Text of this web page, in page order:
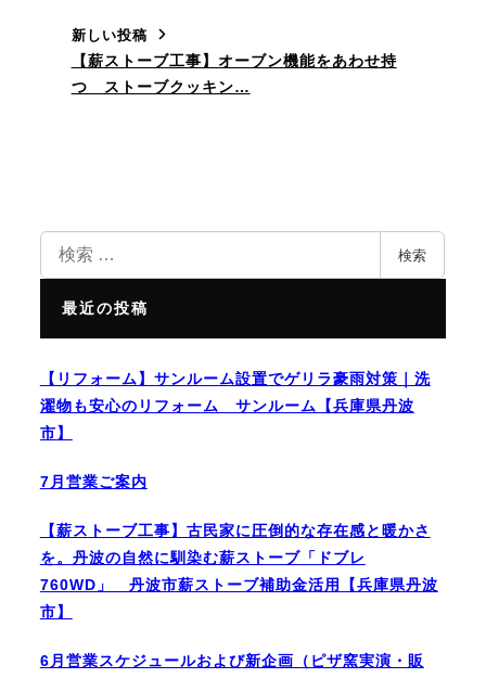
新しい投稿
【薪ストーブ工事】オーブン機能をあわせ持
つ ストーブクッキン…
索
検索
最近の投稿
【リフォーム】サンルーム設置でゲリラ豪雨対策｜洗
濯物も安心のリフォーム サンルーム【兵庫県丹波
市】
7月営業ご案内
【薪ストーブ工事】古民家に圧倒的な存在感と暖かさ
を。丹波の自然に馴染む薪ストーブ「ドブレ
760WD」 丹波市薪ストーブ補助金活用【兵庫県丹波
市】
6月営業スケジュールおよび新企画（ピザ窯実演・販